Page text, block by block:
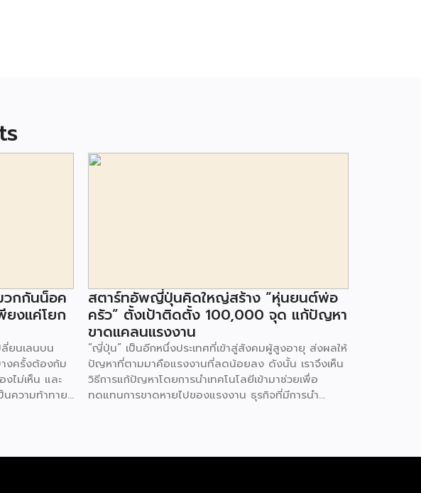
วกกันน็อค
ยงแค่โยก
ลี่ยนเลนบน
งครั้งต้องก้ม
ไม่เห็น และ
นความท้าทาย
น แจ้งให้ผู้ขับ
สตาร์ทอัพญี่ปุ่นคิดใหญ่สร้าง “หุ่นยนต์พ่อ
ครัว” ตั้งเป้าติดตั้ง 100,000 จุด แก้ปัญหา
ขาดแคลนแรงงาน
“ญี่ปุ่น” เป็นอีกหนึ่งประเทศที่เข้าสู่สังคมผู้สูงอายุ ส่งผลให้
ปัญหาที่ตามมาคือแรงงานที่ลดน้อยลง ดังนั้น เราจึงเห็น
วิธีการแก้ปัญหาโดยการนำเทคโนโลยีเข้ามาช่วยเพื่อ
ทดแทนการขาดหายไปของแรงงาน ธุรกิจที่มีการนำ
ร้าน มาคราวนี้สตาร์ทอัพ New Innovations ทำการ